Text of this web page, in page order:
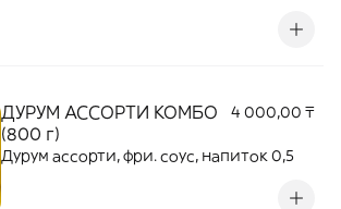
ДУРУМ АССОРТИ КОМБО
(800 г)
4 000,00 ₸
Дурум ассорти, фри. соус, напиток 0,5